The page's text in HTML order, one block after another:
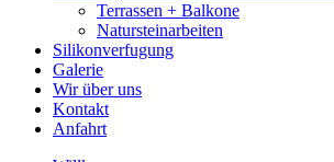
Terrassen + Balkone
Natursteinarbeiten
Silikonverfugung
Galerie
Wir über uns
Kontakt
Anfahrt